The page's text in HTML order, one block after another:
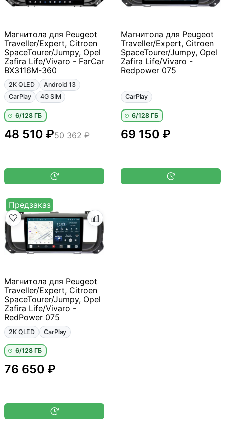
Магнитола для Peugeot
Traveller/Expert, Citroen
SpaceTourer/Jumpy, Opel
Zafira Life/Vivaro - FarCar
BX3116M-360
2K QLED
Android 13
CarPlay
4G SIM
6/128 ГБ
50 362 ₽
48 510 ₽
Магнитола для Peugeot
Traveller/Expert, Citroen
SpaceTourer/Jumpy, Opel
Zafira Life/Vivaro -
Redpower 075
CarPlay
6/128 ГБ
69 150 ₽
Предзаказ
Магнитола для Peugeot
Traveller/Expert, Citroen
SpaceTourer/Jumpy, Opel
Zafira Life/Vivaro -
RedPower 075
2K QLED CarPlay
6/128 ГБ
76 650 ₽